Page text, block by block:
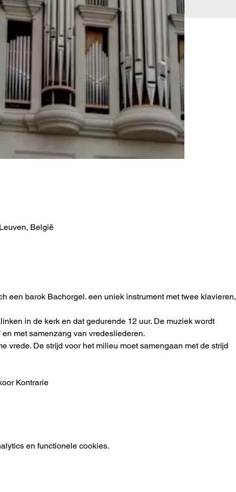
België
een barok Bachorgel. een uniek instrument met twee klavieren,
in de kerk en dat gedurende 12 uur. De muziek wordt
en met samenzang van vredesliederen.
vrede. De strijd voor het milieu moet samengaan met de strijd
Kontrarie
en functionele cookies.